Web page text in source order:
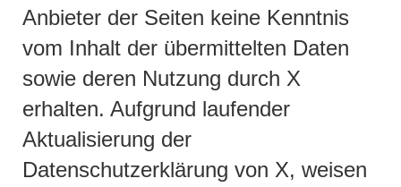
Anbieter der Seiten keine Kenntnis
vom Inhalt der übermittelten Daten
sowie deren Nutzung durch X
erhalten. Aufgrund laufender
Aktualisierung der
Datenschutzerklärung von X, weisen